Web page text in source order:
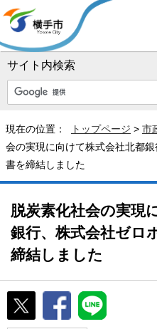
サイト内検索
現在の位置： トップページ > 市
会の実現に向けて株式会社北都
書を締結しました
脱炭素化社会の実現
銀行、株式会社ゼロ
締結しました